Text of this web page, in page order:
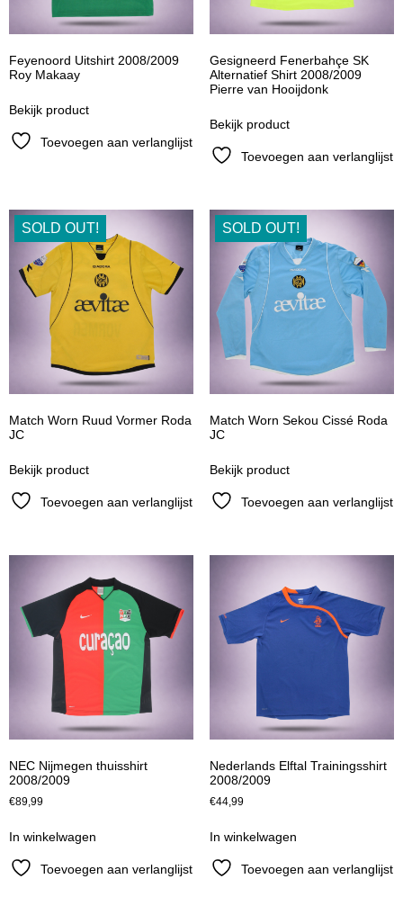
Feyenoord Uitshirt 2008/2009
Roy Makaay
Bekijk product
Toevoegen aan verlanglijst
Gesigneerd Fenerbahçe SK
Alternatief Shirt 2008/2009
Pierre van Hooijdonk
Bekijk product
Toevoegen aan verlanglijst
SOLD OUT!
Match Worn Ruud Vormer Roda
JC
Bekijk product
Toevoegen aan verlanglijst
SOLD OUT!
Match Worn Sekou Cissé Roda
JC
Bekijk product
Toevoegen aan verlanglijst
NEC Nijmegen thuisshirt
2008/2009
€89,99
In winkelwagen
Toevoegen aan verlanglijst
Nederlands Elftal Trainingsshirt
2008/2009
€44,99
In winkelwagen
Toevoegen aan verlanglijst